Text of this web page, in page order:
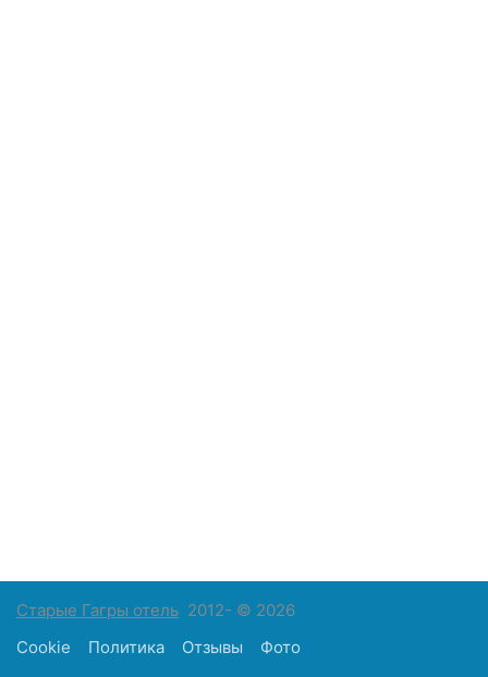
Старые Гагры отель 2012- © 2026
Cookie
Политика Отзывы Фото